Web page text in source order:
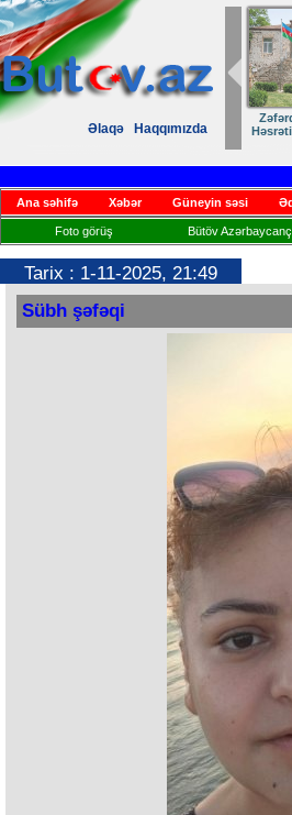
Əlaqə Haqqımızda
Ana səhifə Xəbər Güneyin səsi
Foto görüş Bütöv
Tarix : 1-11-2025, 21:49
Sübh şəfəqi